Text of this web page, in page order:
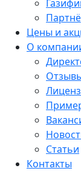
Цены и
О
Статьи
Контакты